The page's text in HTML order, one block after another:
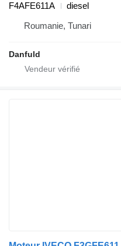
F4AFE611A
diesel
Roumanie, Tunari
Danfuld